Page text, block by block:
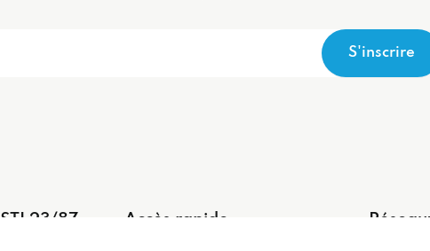
S'inscrire
23/87 Accès rapide